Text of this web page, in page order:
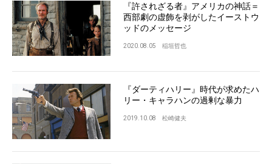
『許されざる者』アメリカの神話＝
西部劇の虚飾を剥がしたイーストウ
ッドのメッセージ
2020.08.05 稲垣哲也
『ダーティハリー』時代が求めたハ
リー・キャラハンの過剰な暴力
2019.10.08 松崎健夫